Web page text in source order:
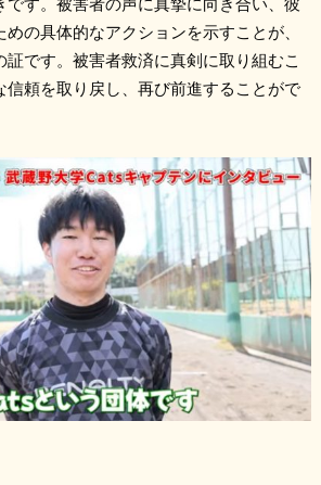
の具体的なアクションを示すことが、
です。被害者救済に真剣に取り組むこ
信頼を取り戻し、再び前進することがで